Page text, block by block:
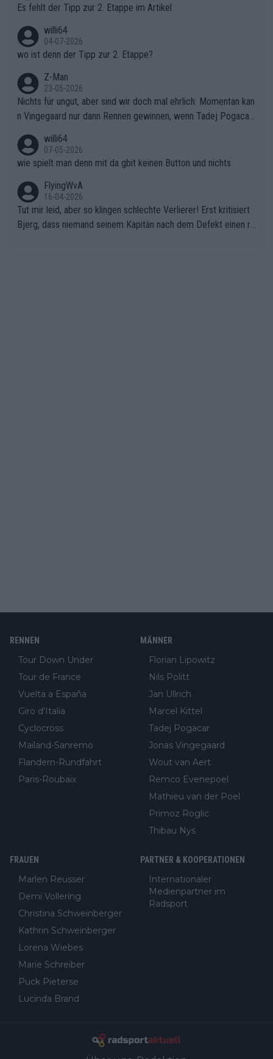
Es fehlt der Tipp zur 2. Etappe im Artikel
willi64
04-07-2026
wo ist denn der Tipp zur 2. Etappe?
Z-Man
23-05-2026
Nichts für ungut, aber sind wir doch mal ehrlich: Momentan kan
n Vingegaard nur dann Rennen gewinnen, wenn Tadej Pogacar
willi64
07-05-2026
wie spielt man denn mit da gbit keinen Button und nichts
FlyingWvA
16-04-2026
Tut mir leid, aber so klingen schlechte Verlierer! Erst kritisiert
Bjerg, dass niemand seinem Kapitän nach dem Defekt einen ro
RENNEN
Tour Down Under
Tour de France
Vuelta a España
Giro d'Italia
Cyclocross
Mailand-Sanremo
Flandern-Rundfahrt
Paris-Roubaix
MÄNNER
Florian Lipowitz
Nils Politt
Jan Ullrich
Marcel Kittel
Tadej Pogacar
Jonas Vingegaard
Wout van Aert
Remco Evenepoel
Mathieu van der Poel
Primoz Roglic
Thibau Nys
FRAUEN
Marlen Reusser
Demi Vollering
Christina Schweinberger
Kathrin Schweinberger
Lorena Wiebes
Marie Schreiber
Puck Pieterse
Lucinda Brand
PARTNER & KOOPERATIONEN
Internationaler
Medienpartner im
Radsport